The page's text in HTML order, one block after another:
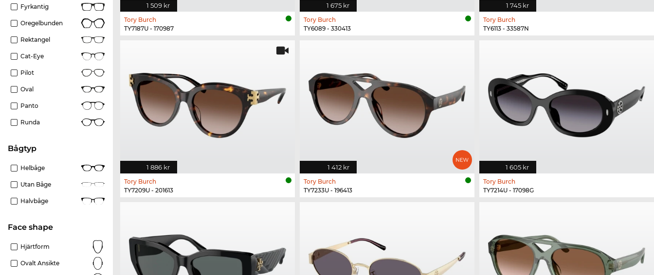
Fyrkantig
Oregelbunden
Rektangel
Cat-Eye
Pilot
Oval
Panto
Runda
Bågtyp
Helbåge
Utan Båge
Halvbåge
Face shape
Hjärtform
Ovalt Ansikte
1 509 kr
Tory Burch
TY7187U - 170987
1 675 kr
Tory Burch
TY6089 - 330413
1 745 kr
Tory Burch
TY6113 - 33587N
1 886 kr
Tory Burch
TY7209U - 201613
1 412 kr
Tory Burch
TY7233U - 196413
1 605 kr
Tory Burch
TY7214U - 17098G